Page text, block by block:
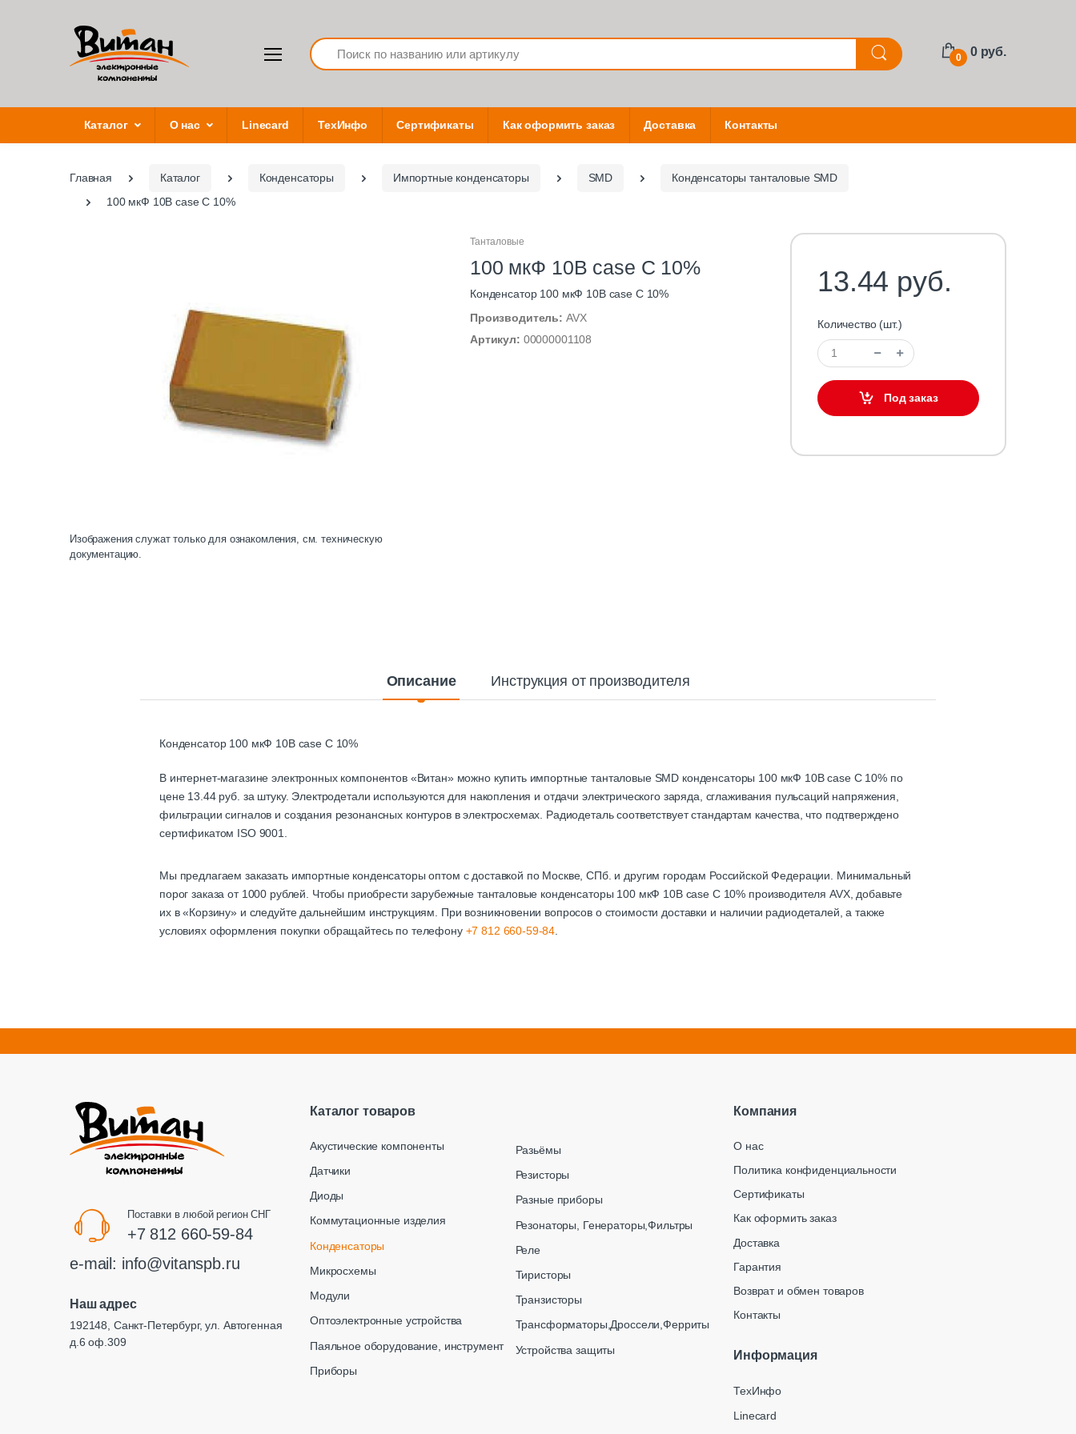
Search
0 0 руб.
Каталог О нас Linecard ТехИнфо Сертификаты Как оформить заказ Доставка Контакты
Главная Каталог Конденсаторы Импортные конденсаторы SMD
Конденсаторы танталовые SMD
100 мкФ 10В case C 10%
Изображения служат только для ознакомления, см. техническую
документацию.
Танталовые
100 мкФ 10В case C 10%
Конденсатор 100 мкФ 10В case C 10%
Производитель: AVX
Артикул: 00000001108
13.44 руб.
Количество (шт.)
Под заказ
Описание Инструкция от производителя
Конденсатор 100 мкФ 10В case C 10%
В интернет-магазине электронных компонентов «Витан» можно купить импортные танталовые SMD конденсаторы 100 мкФ 10В case C 10% по
цене 13.44 руб. за штуку. Электродетали используются для накопления и отдачи электрического заряда, сглаживания пульсаций напряжения,
фильтрации сигналов и создания резонансных контуров в электросхемах. Радиодеталь соответствует стандартам качества, что подтверждено
сертификатом ISO 9001.
Мы предлагаем заказать импортные конденсаторы оптом с доставкой по Москве, СПб. и другим городам Российской Федерации. Минимальный
порог заказа от 1000 рублей. Чтобы приобрести зарубежные танталовые конденсаторы 100 мкФ 10В case C 10% производителя AVX, добавьте
их в «Корзину» и следуйте дальнейшим инструкциям. При возникновении вопросов о стоимости доставки и наличии радиодеталей, а также
условиях оформления покупки обращайтесь по телефону +7 812 660-59-84
Поставки в любой регион СНГ
+7 812 660-59-84
e-mail: info@vitanspb.ru
Наш адрес
192148, Санкт-Петербург, ул. Автогенная
д.6 оф.309
Каталог товаров
Акустические компоненты
Датчики
Диоды
Коммутационные изделия
Конденсаторы
Микросхемы
Модули
Оптоэлектронные устройства
Паяльное оборудование, инструмент
Приборы
Разьёмы
Резисторы
Разные приборы
Резонаторы, Генераторы,Фильтры
Реле
Тиристоры
Транзисторы
Трансформаторы,Дроссели,Ферриты
Устройства защиты
Компания
О нас
Политика конфиденциальности
Сертификаты
Как оформить заказ
Доставка
Гарантия
Возврат и обмен товаров
Контакты
Информация
ТехИнфо
Linecard